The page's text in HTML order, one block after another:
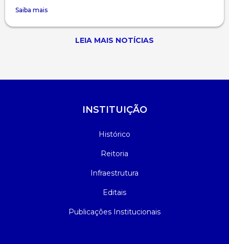
Saiba mais
LEIA MAIS NOTÍCIAS
INSTITUIÇÃO
Histórico
Reitoria
Infraestrutura
Editais
Publicações Institucionais